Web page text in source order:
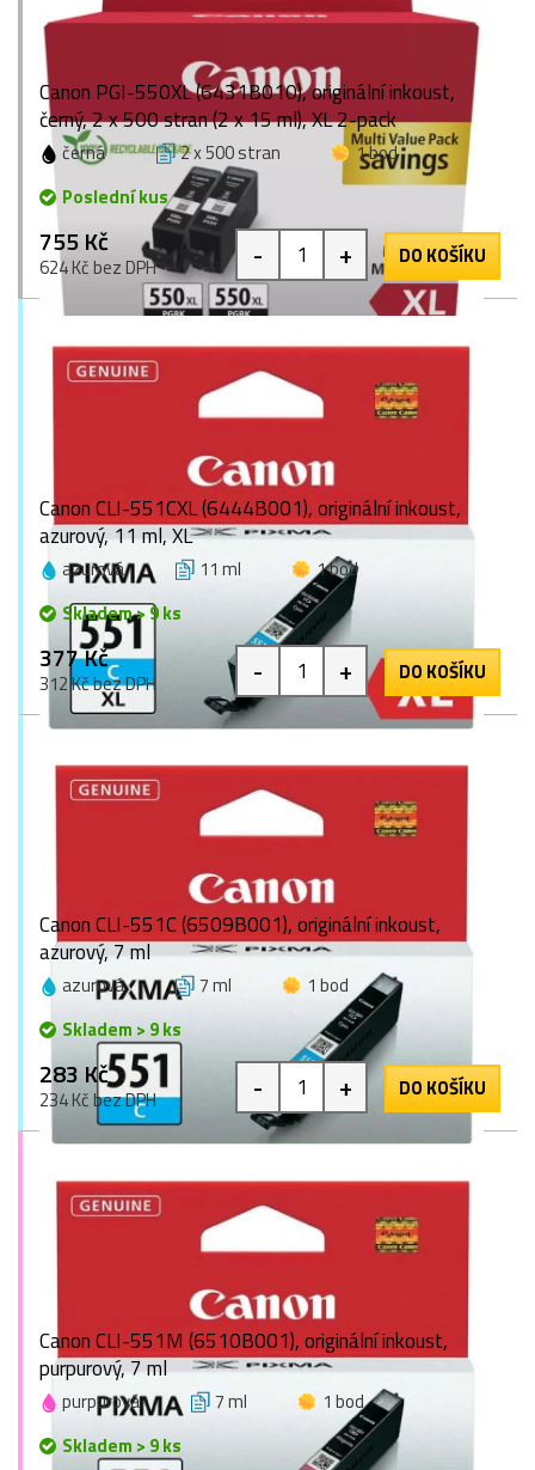
Canon PGI-550XL (6431B010), originální inkoust,
černý, 2 x 500 stran (2 x 15 ml), XL 2-pack
černá 2 x 500 stran
1 bod
Poslední kus
755 Kč
624 Kč bez DPH - + DO KOŠÍKU
Canon CLI-551CXL (6444B001), originální inkoust,
azurový, 11 ml, XL
azurová 11 ml
1 bod
Skladem > 9 ks
377 Kč
312 Kč bez DPH - + DO KOŠÍKU
Canon CLI-551C (6509B001), originální inkoust,
azurový, 7 ml
azurová 7 ml
1 bod
Skladem > 9 ks
283 Kč
234 Kč bez DPH - + DO KOŠÍKU
Canon CLI-551M (6510B001), originální inkoust,
purpurový, 7 ml
purpurová 7 ml
1 bod
Skladem > 9 ks